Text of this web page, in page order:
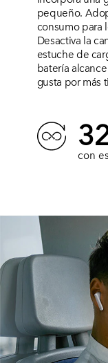
pequeño.
consumo para
Desactiva la
estuche de
batería
gusta por más
con